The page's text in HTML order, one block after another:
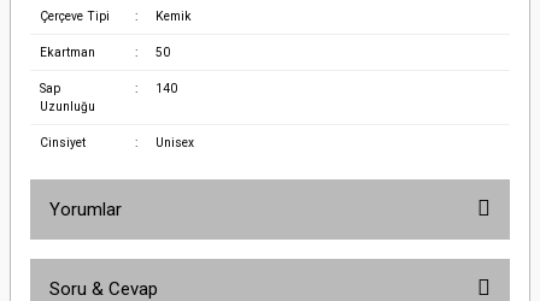
Çerçeve Tipi : Kemik
Ekartman : 50
Sap
Uzunluğu
: 140
Cinsiyet : Unisex
Yorumlar
Soru & Cevap